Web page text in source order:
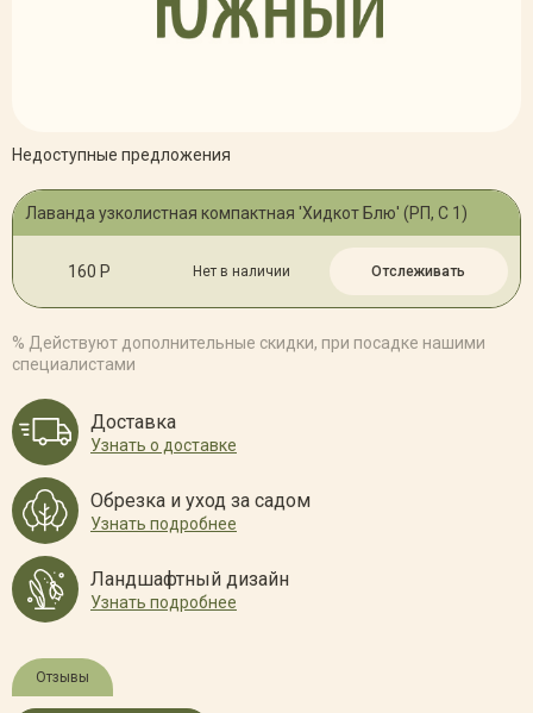
Недоступные предложения
Лаванда узколистная компактная 'Хидкот Блю' (РП, С 1)
160 Р Нет в наличии Отслеживать
% Действуют дополнительные скидки, при посадке нашими
специалистами
Доставка
Узнать о доставке
Обрезка и уход за садом
Узнать подробнее
Ландшафтный дизайн
Узнать подробнее
Отзывы